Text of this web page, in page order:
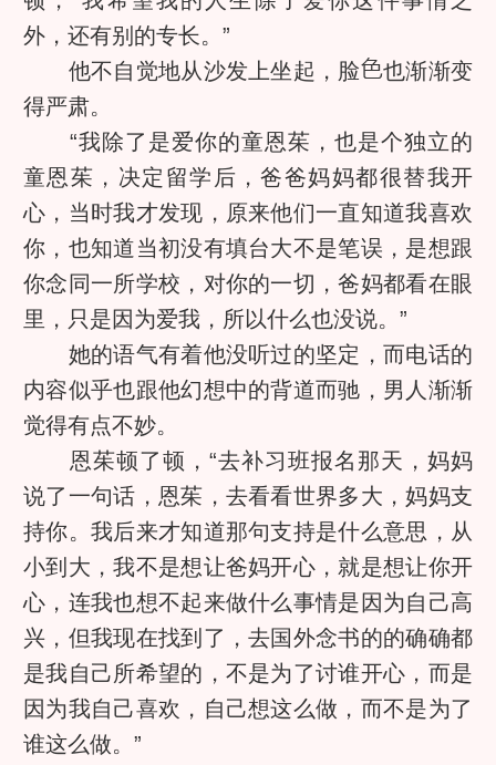
外，还有别的专长。”
他不自觉地从沙发上坐起，脸
也渐渐变
得严肃。
“我除了是爱你的童恩茱，也是个独立的
童恩茱，决定留学后，爸爸妈妈都很替我开
心，当时我才发现，原来他们一直知道我喜欢
你，也知道当初没有填台大不是笔误，是想跟
你念同一所学校，对你的一切，爸妈都看在眼
里，只是因为爱我，所以什么也没说。”
她的语气有着他没听过的坚定，而电话的
内容似乎也跟他幻想中的背道而驰，男人渐渐
觉得有点不妙。
恩茱顿了顿，“去补习班报名那天，妈妈
说了一句话，恩茱，去看看世界多大，妈妈支
持你。我后来才知道那句支持是什么意思，从
小到大，我不是想让爸妈开心，就是想让你开
心，连我也想不起来做什么事情是因为自己高
兴，但我现在找到了，去国外念书的的确确都
是我自己所希望的，不是为了讨谁开心，而是
因为我自己喜欢，自己想这么做，而不是为了
谁这么做。”